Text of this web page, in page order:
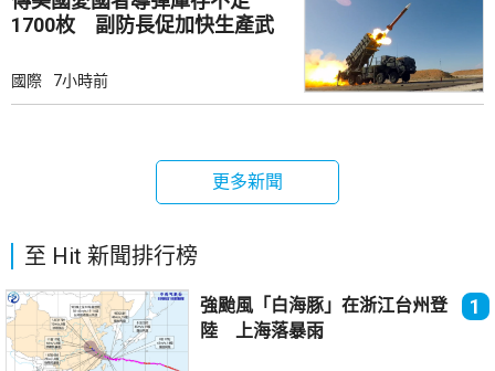
1700枚 副防長促加快生產武
國際 7小時前
更多新聞
至 Hit 新聞排行榜
強颱風「白海豚」在浙江台州登
陸 上海落暴雨
1